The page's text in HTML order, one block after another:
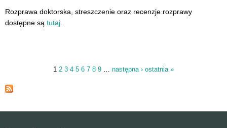
Rozprawa doktorska, streszczenie oraz recenzje rozprawy
dostępne są tutaj
1 2 3 4 5 6 7 8 9 … następna › ostatnia »